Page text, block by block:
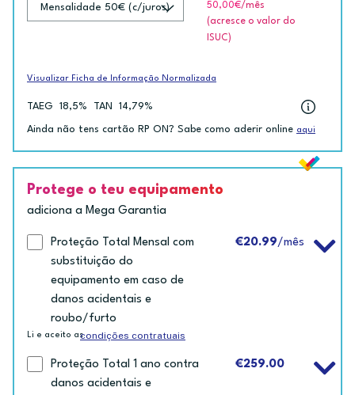
50,00€/mês
(acresce o valor do
ISUC)
Visualizar Ficha de Informação Normalizada
TAEG 18,5% TAN 14,79%
Ainda não tens cartão RP ON? Sabe como aderir online aqui
Protege o teu equipamento
adiciona a Mega Garantia
Proteção Total Mensal com
substituição do
equipamento em caso de
danos acidentais e
roubo/furto
€20.99/mês
Li e aceito ascondições contratuais
Proteção Total 1 ano contra
danos acidentais e
€259.00